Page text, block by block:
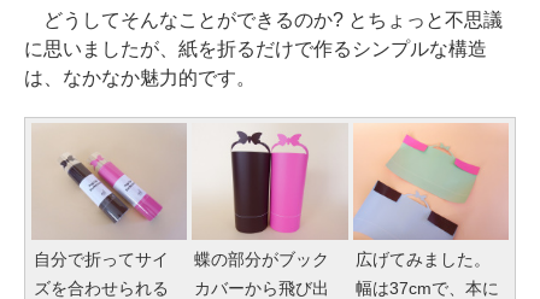
どうしてそんなことができるのか? とちょっと不思議
に思いましたが、紙を折るだけで作るシンプルな構造
は、なかなか魅力的です。
自分で折ってサイ
ズを合わせられる
蝶の部分がブック
カバーから飛び出
広げてみました。
幅は37cmで、本に